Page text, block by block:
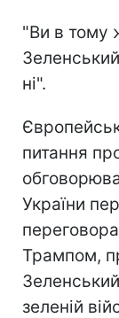
"Ви в тому
ні".
питання
України
Трампом,
зеленій